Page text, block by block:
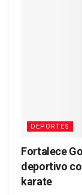
DEPORTES
Fortalece
deportivo
karate